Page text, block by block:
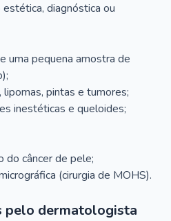
diagnóstica ou
uma pequena amostra de
pintas e tumores;
inestéticas e queloides;
do câncer de pele;
(cirurgia de MOHS).
pelo dermatologista